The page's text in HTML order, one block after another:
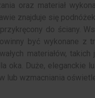
oraz materiał
znajduje się
do ściany.
być wykonane z
materiałów, takich
oka. Duże, eleganckie
lub wzmacniania
Zanim kupisz łódź
17 Grudnia 2017 0
Zakup łodzi motorowej
źródłem wielu radości.
tak się stało, nie może
dokonany...